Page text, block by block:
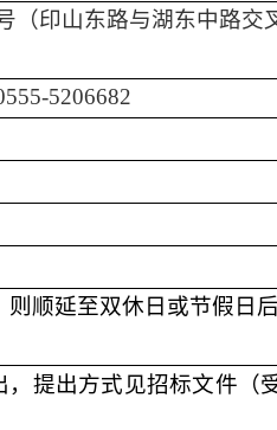
（印山东路与湖东中路交
5206682
顺延至双休日或节假日
提出方式见招标文件（